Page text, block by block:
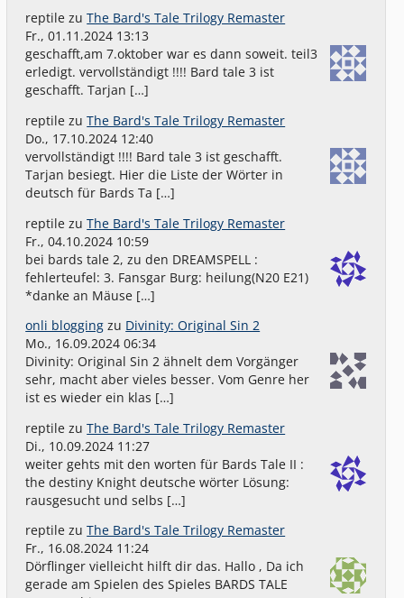
reptile zuThe Bard's Tale Trilogy Remaster
Fr., 01.11.2024 13:13
geschafft,am 7.oktober war es dann soweit. teil3
erledigt. vervollständigt !!!! Bard tale 3 ist
geschafft. Tarjan […]
reptile zuThe Bard's Tale Trilogy Remaster
Do., 17.10.2024 12:40
vervollständigt !!!! Bard tale 3 ist geschafft.
Tarjan besiegt. Hier die Liste der Wörter in
deutsch für Bards Ta […]
reptile zuThe Bard's Tale Trilogy Remaster
Fr., 04.10.2024 10:59
bei bards tale 2, zu den DREAMSPELL :
fehlerteufel: 3. Fansgar Burg: heilung(N20 E21)
*danke an Mäuse […]
onli blogging zu Divinity: Original Sin 2
Mo., 16.09.2024 06:34
Divinity: Original Sin 2 ähnelt dem Vorgänger
sehr, macht aber vieles besser. Vom Genre her
ist es wieder ein klas […]
reptile zuThe Bard's Tale Trilogy Remaster
Di., 10.09.2024 11:27
weiter gehts mit den worten für Bards Tale II :
the destiny Knight deutsche wörter Lösung:
rausgesucht und selbs […]
reptile zuThe Bard's Tale Trilogy Remaster
Fr., 16.08.2024 11:24
Dörflinger vielleicht hilft dir das. Hallo , Da ich
gerade am Spielen des Spieles BARDS TALE